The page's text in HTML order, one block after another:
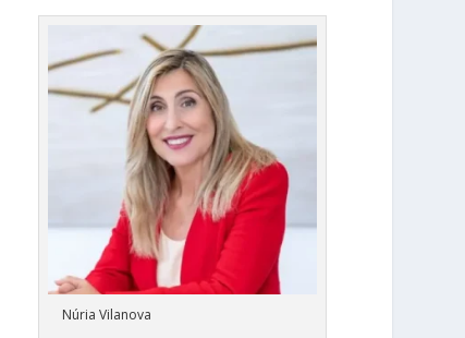
Núria Vilanova